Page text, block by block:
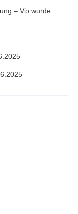
– Vio wurde